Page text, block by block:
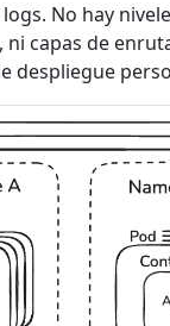
No hay
ni capas de
despliegue